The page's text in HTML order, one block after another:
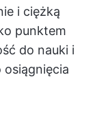
i ciężką
punktem
do nauki i